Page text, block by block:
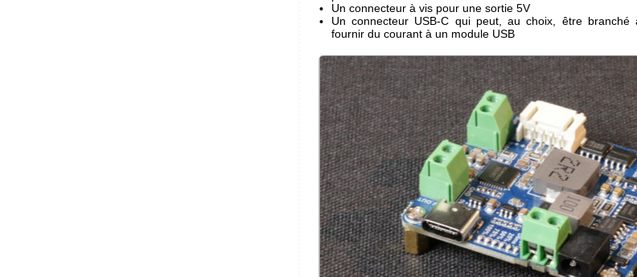
Un connecteur à vis pour une sortie 5V
Un connecteur USB-C qui peut, au choix, être branché
fournir du courant à un module USB